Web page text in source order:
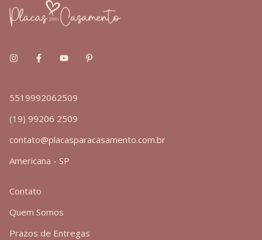
5519992062509
(19) 99206 2509
contato@placasparacasamento.com.br
Americana - SP
Contato
Quem Somos
Prazos de Entregas